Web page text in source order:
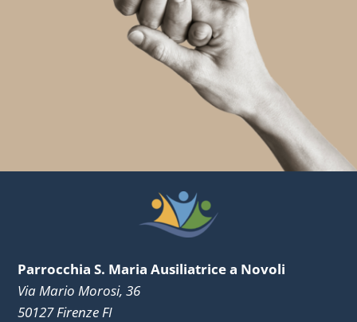
Parrocchia S. Maria Ausiliatrice a Novoli
Via Mario Morosi, 36
50127 Firenze FI